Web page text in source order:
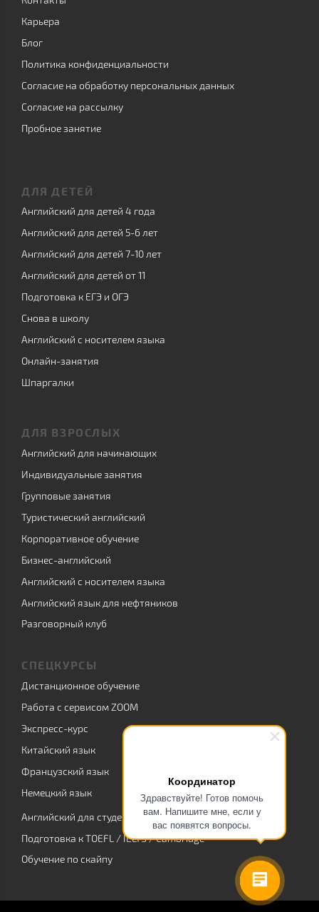
Координатор
Здравствуйте! Готов помочь
вам. Напишите мне, если у
вас появятся вопросы.
Карьера
Блог
Политика конфиденциальности
Согласие на обработку персональных данных
Согласие на рассылку
Пробное занятие
ДЛЯ ДЕТЕЙ
Английский для детей 4 года
Английский для детей 5-6 лет
Английский для детей 7-10 лет
Английский для детей от 11
Подготовка к ЕГЭ и ОГЭ
Снова в школу
Английский с носителем языка
Онлайн-занятия
Шпаргалки
ДЛЯ ВЗРОСЛЫХ
Английский для начинающих
Индивидуальные занятия
Групповые занятия
Туристический английский
Корпоративное обучение
Бизнес-английский
Английский с носителем языка
Английский язык для нефтяников
Разговорный клуб
СПЕЦКУРСЫ
Дистанционное обучение
Работа с сервисом ZOOM
Экспресс-курс
Китайский язык
Французский язык
Немецкий язык
Английский для студентов
Подготовка к TOEFL / IELTS / Cambridge
Обучение по скайпу